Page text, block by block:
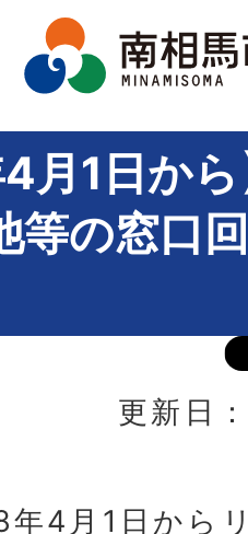
4月1日か
等の窓口
更新日
年4月1日から